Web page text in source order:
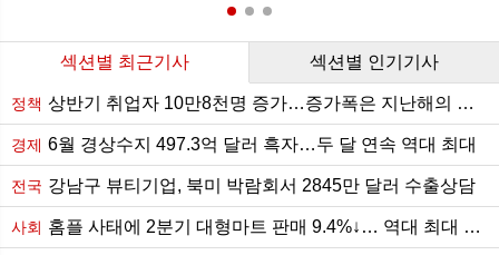
섹션별 최근기사 섹션별 인기기사
정책 상반기 취업자 10만8천명 증가…증가폭은 지난해의 절반 수준
경제 6월 경상수지 497.3억 달러 흑자…두 달 연속 역대 최대
전국 강남구 뷰티기업, 북미 박람회서 2845만 달러 수출상담
사회 홈플 사태에 2분기 대형마트 판매 9.4%↓… 역대 최대 하락